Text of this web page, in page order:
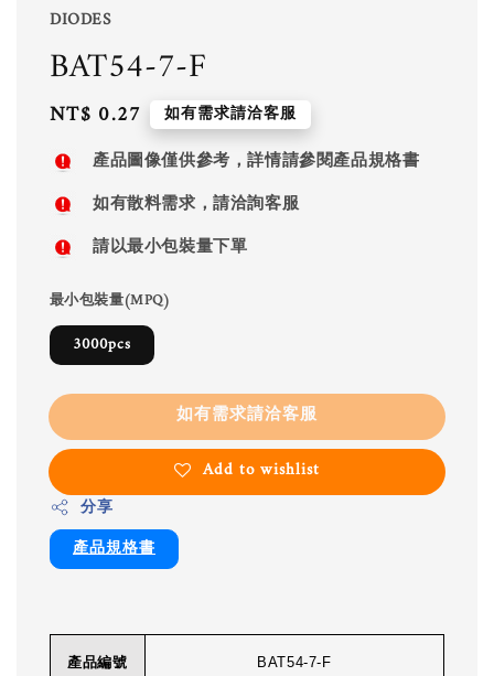
DIODES
BAT54-7-F
Regular
price
NT$ 0.27 如有需求請洽客服
產品圖像僅供參考，詳情請參閱產品規格書
如有散料需求，請洽詢客服
請以最小包裝量下單
最小包裝量(MPQ)
3000pcs
如有需求請洽客服
Add to wishlist
分享
產品規格書
產品編號 BAT54-7-F